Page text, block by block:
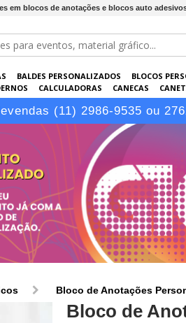
em blocos de anotações e blocos auto
BALDES PERSONALIZADOS BLOCOS
CALCULADORAS CANECAS
COPOS ELETRÔNICOS EMBALAGENS
(11) 2986-9535 ou
Bloco de Anotações
Bloco de